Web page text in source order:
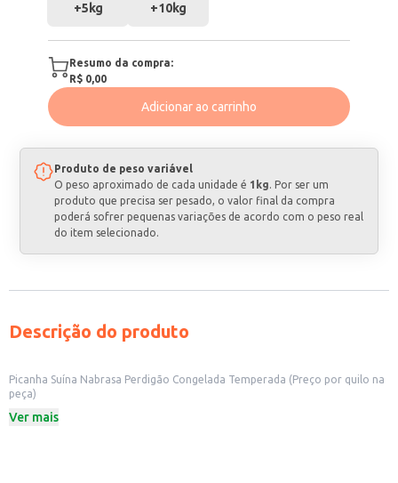
+5kg +10kg
Resumo da compra:
R$ 0,00
Adicionar ao carrinho
Produto de peso variável
O peso aproximado de cada unidade é 1kg. Por ser um
produto que precisa ser pesado, o valor final da compra
poderá sofrer pequenas variações de acordo com o peso real
do item selecionado.
Descrição do produto
Picanha Suína Nabrasa Perdigão Congelada Temperada (Preço por quilo na
peça)
quilo, na peça. Ideal para estabelecimentos comerciais como restaurantes,
Ver mais